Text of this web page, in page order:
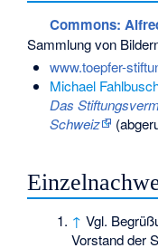
Commons:
Sammlung von
www.toepfer-
Michael
Das
Schweiz
↑ Vgl.
Vorstand der